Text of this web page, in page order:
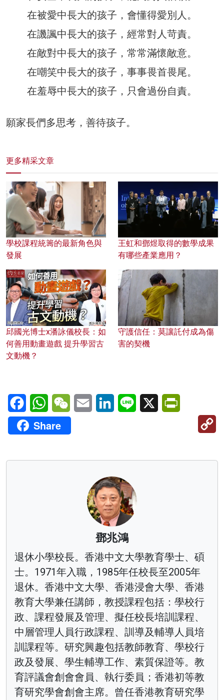
在被愛中長大的孩子，會懂得愛別人。
在譏諷中長大的孩子，經常對人苛責。
在敵對中長大的孩子，常常滿懷敵意。
在嘲笑中長大的孩子，事事畏首畏尾。
在羞辱中長大的孩子，只會過份自責。
願家長們多思考，善待孩子。
更多精采文章
學校課程統籌的最新角色與
發展
王虹和鄧煜取得的數學成果
有哪些產業應用？
邱國光博士x潘詠儀校長：如
何善用動畫遊戲 提升學習古
文動機？
守護信任：莫讓託付成為傷
害的契機
FacebookWhatsAppWeChatEmail LinkedInLine X
Share
鄧兆鴻
退休小學校長。香港中文大學教育學士、碩
士。1971年入職，1985年任校長至2005年
退休。香港中文大學、香港浸會大學、香港
教育大學兼任講師，教授課程包括：學校行
政、課程發展及管理、擬任校長培訓課程、
中層管理人員行政課程、訓導及輔導人員培
訓課程等。研究興趣包括教師教育、學校行
政及發展、學生輔導工作、素質保證等。教
育評議會創會會員、執行委員；香港初等教
育研究學會創會主席。曾任香港教育研究學